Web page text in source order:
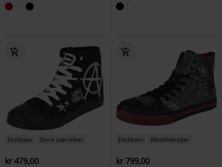
Eksklusiv Store størrelser
kr 479,00
Eksklusiv Metalldetaljer
kr 799,00